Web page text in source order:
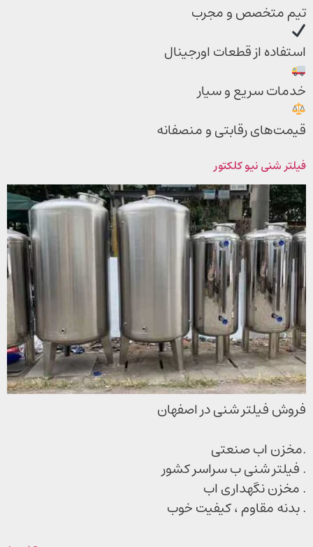
تیم متخصص و مجرب
استفاده از قطعات اورجینال
خدمات سریع و سیار
قیمت‌های رقابتی و منصفانه
فیلتر شنی نیو کلکتور
فروش فیلتر شنی در اصفهان
.مخزن اب صنعتی
. فیلتر شنی ب سراسر کشور
. مخزن نگهداری اب
. بدنه مقاوم ، کیفیت خوب